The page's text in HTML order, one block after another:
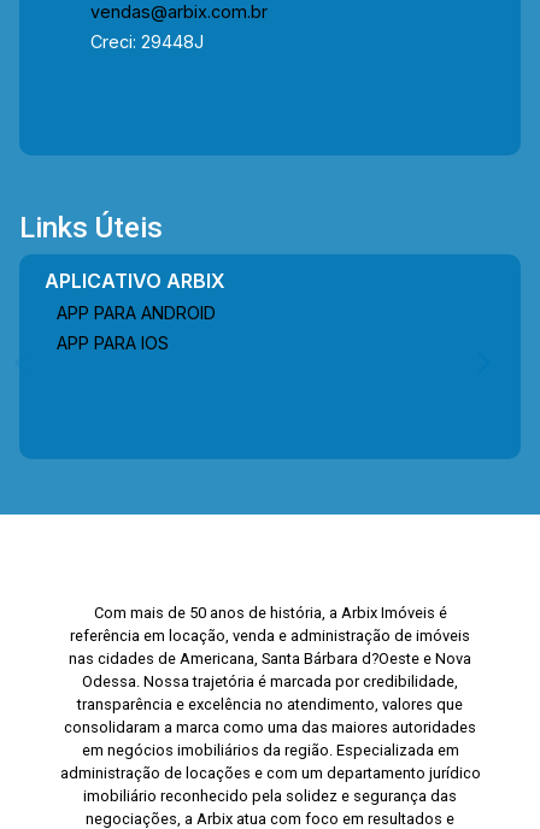
vendas@arbix.com.br
Creci: 29448J
Links Úteis
APLICATIVO ARBIX
APP PARA ANDROID
APP PARA IOS
Com mais de 50 anos de história, a Arbix Imóveis é
referência em locação, venda e administração de imóveis
nas cidades de Americana, Santa Bárbara d?Oeste e Nova
Odessa. Nossa trajetória é marcada por credibilidade,
transparência e excelência no atendimento, valores que
consolidaram a marca como uma das maiores autoridades
em negócios imobiliários da região. Especializada em
administração de locações e com um departamento jurídico
imobiliário reconhecido pela solidez e segurança das
negociações, a Arbix atua com foco em resultados e